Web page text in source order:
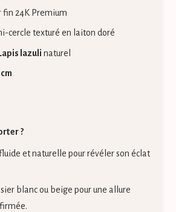
fin 24K Premium
cercle texturé en laiton doré
Lapis lazuli naturel
?
et naturelle pour révéler son éclat
blanc ou beige pour une allure